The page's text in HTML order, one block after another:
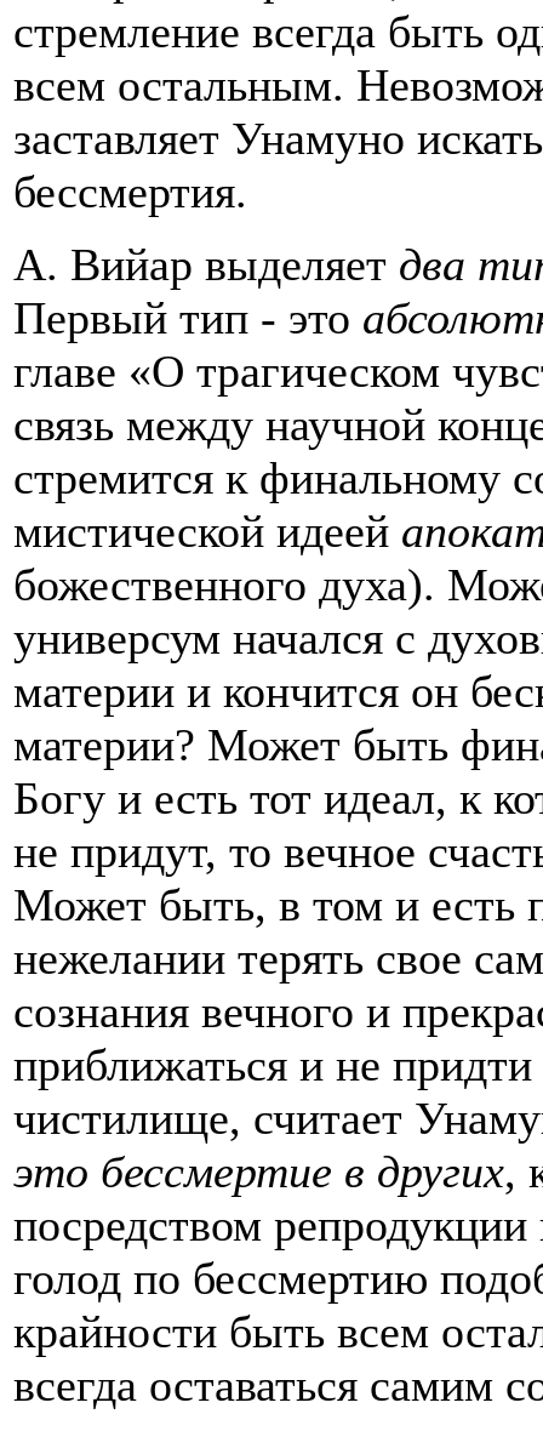
стремление всегда быть
всем остальным.
заставляет Унамуно
бессмертия.
А. Вийар выделяет два
Первый тип - это
главе «О трагическом
связь между научной
стремится к финальному
мистической идеей
божественного духа).
универсум начался с
материи и кончится он
материи? Может быть
Богу и есть тот идеал, к
не придут, то вечное
Может быть, в том и есть
нежелании терять свое
сознания вечного и
приближаться и не
чистилище, считает
это бессмертие в других,
посредством
голод по бессмертию
крайности быть всем
всегда оставаться самим